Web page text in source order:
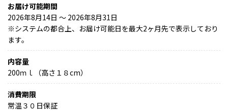
お届け可能期間
2026年8月14日 ～ 2026年8月31日
※システムの都合上、お届け可能日を最大2ヶ月先で表示しており
ます。
内容量
200ｍｌ（高さ１８cm）
消費期限
常温３０日保証